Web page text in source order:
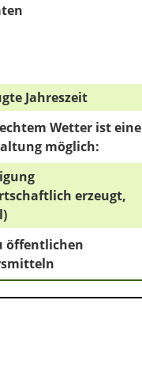
Jahreszeit
Wetter ist eine
möglich:
erzeugt,
öffentlichen